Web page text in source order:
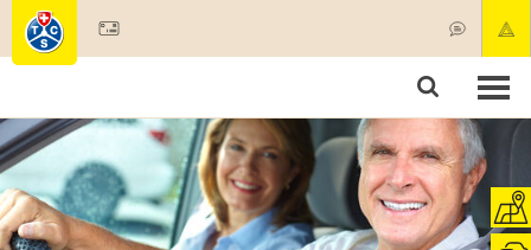
Societariato & prestazioni
Test, sicurezza & salute